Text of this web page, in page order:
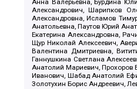
Анна Валерьевна, Бурдина
Александрович, Шарипков
Александровна, Исламов
Анатольевна, Паутов Юрий
Екатерина Александровна,
Щур Николай Алексеевич,
Валентина Дмитриевна,
Ганнушкина Светлана
Анатолий Мариевич, Прохоров
Иванович, Шабад Анатолий
Золотухин Борис Андреевич,